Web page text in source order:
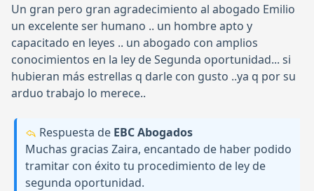
Un gran pero gran agradecimiento al abogado Emilio
un excelente ser humano .. un hombre apto y
capacitado en leyes .. un abogado con amplios
conocimientos en la ley de Segunda oportunidad... si
hubieran más estrellas q darle con gusto ..ya q por su
arduo trabajo lo merece..
Respuesta de EBC Abogados
Muchas gracias Zaira, encantado de haber podido
tramitar con éxito tu procedimiento de ley de
segunda oportunidad.